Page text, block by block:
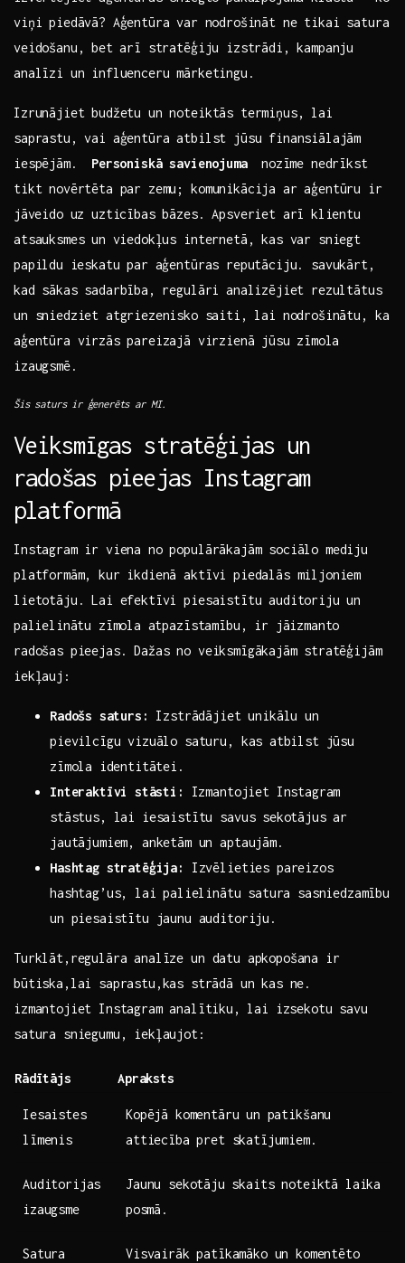
viņi ‌piedāvā? Aģentūra ⁢var nodrošināt ne tikai satura
veidošanu, ⁢bet arī​ stratēģiju​ izstrādi, kampanju
analīzi un influenceru mārketingu.
Izrunājiet budžetu un noteiktās termiņus, lai
saprastu,‍ vai aģentūra atbilst jūsu finansiālajām
iespējām. ⁣ Personiskā savienojuma⁣ nozīme nedrīkst
tikt novērtēta par zemu; komunikācija ‍ar aģentūru ir
⁤jāveido uz uzticības bāzes. Apsveriet arī ⁢klientu
atsauksmes un⁤ viedokļus‌ internetā, kas var sniegt
papildu⁤ ieskatu par aģentūras reputāciju. savukārt,
kad sākas sadarbība,⁣ regulāri ‍analizējiet rezultātus
un sniedziet atgriezenisko ⁤saiti, lai nodrošinātu, ‍ka
aģentūra virzās pareizajā⁣ virzienā⁣ jūsu zīmola
izaugsmē.
Šis saturs‍ ir⁣ ģenerēts ar MI.
Veiksmīgas stratēģijas ‌un
‌radošas pieejas ‌Instagram
‌platformā
Instagram‌ ir ​viena no populārākajām sociālo mediju
platformām,‍ kur ikdienā aktīvi​ piedalās miljoniem
‌lietotāju. Lai efektīvi piesaistītu ‍auditoriju‌ un
⁢palielinātu zīmola⁣ atpazīstamību,‌ ir jāizmanto
radošas pieejas. Dažas​ no veiksmīgākajām⁣ stratēģijām
iekļauj:
Radošs⁢ saturs:
Izstrādājiet unikālu un⁣
pievilcīgu vizuālo saturu, kas ⁢atbilst jūsu
zīmola ⁣identitātei.
Interaktīvi ⁣stāsti:
Izmantojiet Instagram
stāstus, lai ​iesaistītu savus ⁢sekotājus ar⁢
jautājumiem, anketām​ un aptaujām.
Hashtag stratēģija:
Izvēlieties pareizos
hashtag’us, lai⁤ palielinātu⁢ satura sasniedzamību
un piesaistītu jaunu auditoriju.
Turklāt,regulāra analīze un datu apkopošana ir
būtiska,lai saprastu,kas⁤ strādā un ‌kas ne.
izmantojiet Instagram⁣ analītiku, ⁢lai izsekotu savu ​
satura ‌sniegumu,‌ iekļaujot:
Rādītājs Apraksts
Iesaistes
līmenis
Kopējā komentāru un⁤ patikšanu
attiecība pret skatījumiem.
Auditorijas
izaugsme
Jaunu sekotāju ⁣skaits noteiktā laika
⁢posmā.
Satura
Visvairāk patīkamāko un⁣ komentēto